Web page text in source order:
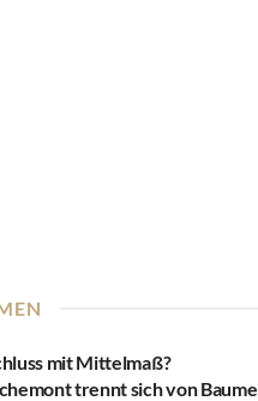
mit Mittelmaß?
trennt sich von Baume